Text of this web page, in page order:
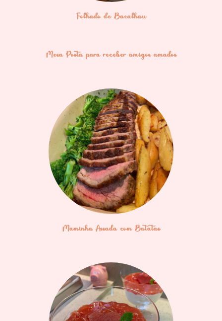
Folhado de Bacalhau
Mesa Posta para receber amigos amados
Maminha Assada com Batatas